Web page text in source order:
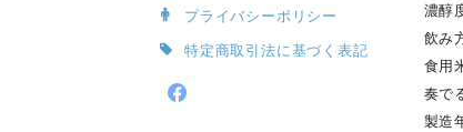
プライバシーポリシー
特定商取引法に基づく表記
濃醇
飲み
食用
奏で
製造